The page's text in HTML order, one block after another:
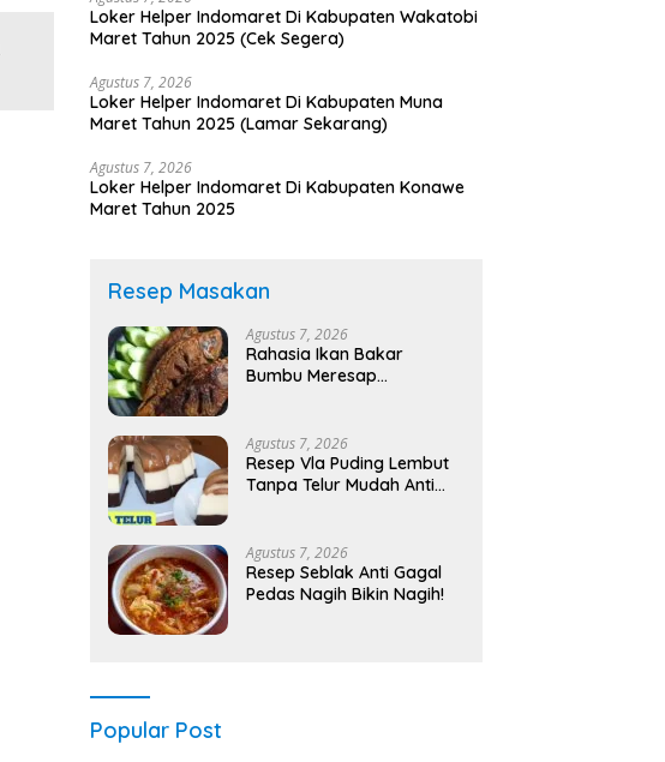
Loker Helper Indomaret Di Kabupaten Wakatobi
Maret Tahun 2025 (Cek Segera)
Agustus 7, 2026
Loker Helper Indomaret Di Kabupaten Muna
Maret Tahun 2025 (Lamar Sekarang)
Agustus 7, 2026
Loker Helper Indomaret Di Kabupaten Konawe
Maret Tahun 2025
Resep Masakan
Agustus 7, 2026
Rahasia Ikan Bakar
Bumbu Meresap
Agustus 7, 2026
Resep Vla Puding Lembut
Tanpa Telur Mudah Anti
Agustus 7, 2026
Resep Seblak Anti Gagal
Pedas Nagih Bikin Nagih!
Popular Post